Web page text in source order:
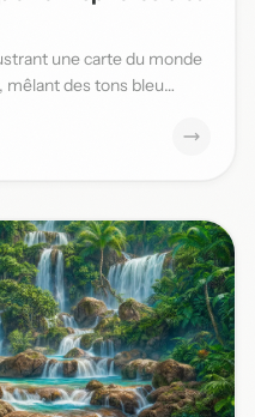
une carte du monde
des tons bleu